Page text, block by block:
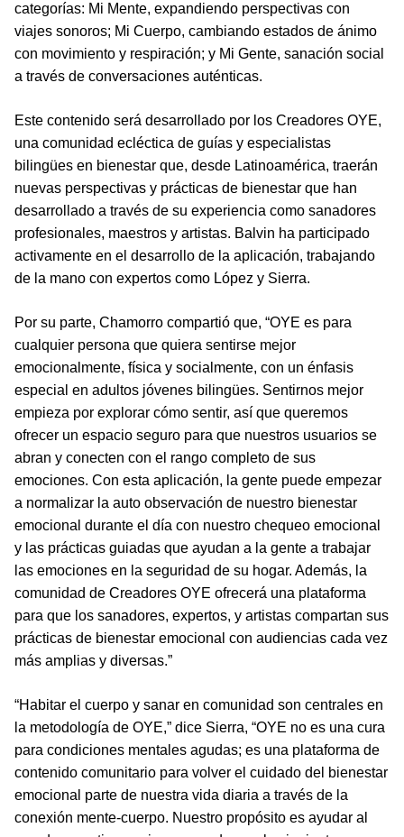
categorías: Mi Mente, expandiendo perspectivas con
viajes sonoros; Mi Cuerpo, cambiando estados de ánimo
con movimiento y respiración; y Mi Gente, sanación social
a través de conversaciones auténticas.
Este contenido será desarrollado por los Creadores OYE,
una comunidad ecléctica de guías y especialistas
bilingües en bienestar que, desde Latinoamérica, traerán
nuevas perspectivas y prácticas de bienestar que han
desarrollado a través de su experiencia como sanadores
profesionales, maestros y artistas. Balvin ha participado
activamente en el desarrollo de la aplicación, trabajando
de la mano con expertos como López y Sierra.
Por su parte, Chamorro compartió que, “OYE es para
cualquier persona que quiera sentirse mejor
emocionalmente, física y socialmente, con un énfasis
especial en adultos jóvenes bilingües. Sentirnos mejor
empieza por explorar cómo sentir, así que queremos
ofrecer un espacio seguro para que nuestros usuarios se
abran y conecten con el rango completo de sus
emociones. Con esta aplicación, la gente puede empezar
a normalizar la auto observación de nuestro bienestar
emocional durante el día con nuestro chequeo emocional
y las prácticas guiadas que ayudan a la gente a trabajar
las emociones en la seguridad de su hogar. Además, la
comunidad de Creadores OYE ofrecerá una plataforma
para que los sanadores, expertos, y artistas compartan sus
prácticas de bienestar emocional con audiencias cada vez
más amplias y diversas.”
“Habitar el cuerpo y sanar en comunidad son centrales en
la metodología de OYE,” dice Sierra, “OYE no es una cura
para condiciones mentales agudas; es una plataforma de
contenido comunitario para volver el cuidado del bienestar
emocional parte de nuestra vida diaria a través de la
conexión mente-cuerpo. Nuestro propósito es ayudar al